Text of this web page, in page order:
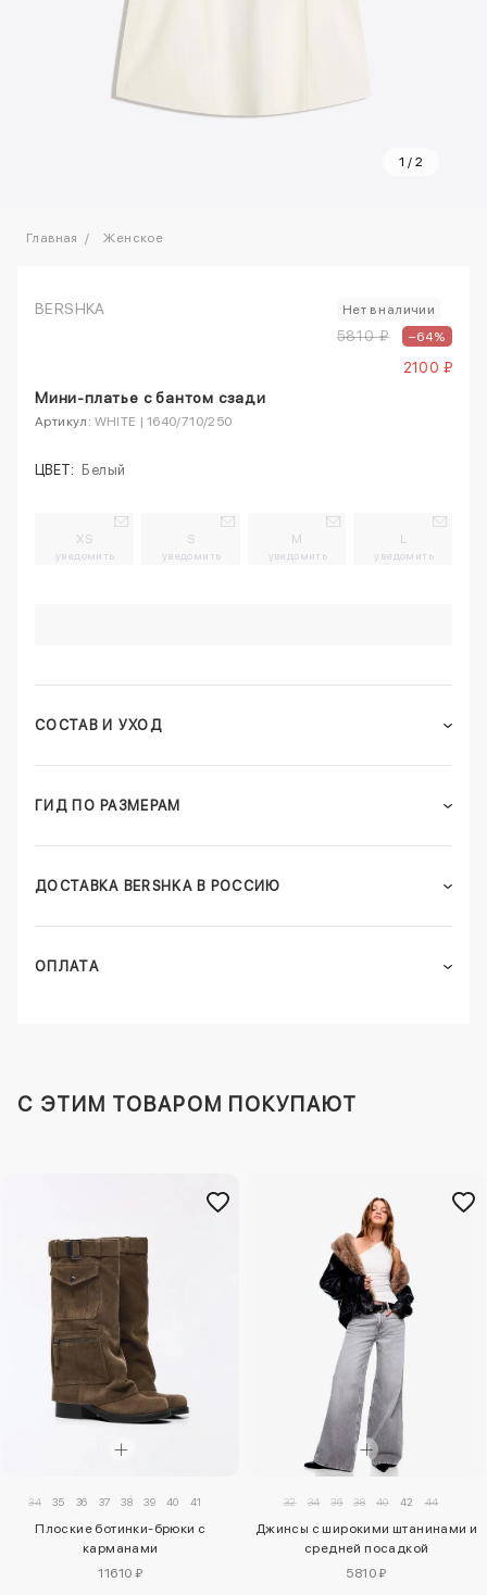
1 / 2
Главная Женское
BERSHKA Нет в наличии
5810 ₽ –64%
2100 ₽
Мини-платье с бантом сзади
Артикул: WHITE | 1640/710/250
ЦВЕТ: Белый
XS
уведомить
S
уведомить
M
уведомить
L
уведомить
СОСТАВ И УХОД
ГИД ПО РАЗМЕРАМ
ДОСТАВКА BERSHKA В РОССИЮ
ОПЛАТА
C ЭТИМ ТОВАРОМ ПОКУПАЮТ
34 35 36 37 38 39 40 41
Плоские ботинки-брюки с
карманами
11610 ₽
32 34 36 38 40 42 44
Джинсы с широкими штанинами и
средней посадкой
5810 ₽